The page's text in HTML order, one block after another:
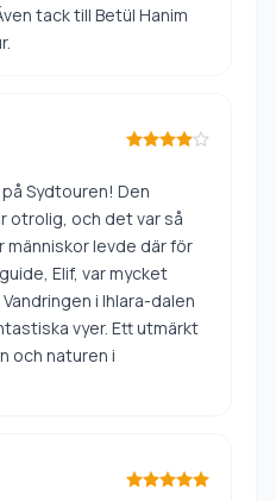
tack till Betül Hanim
Sydtouren! Den
otrolig, och det var så
människor levde där för
Elif, var mycket
i Ihlara-dalen
vyer. Ett utmärkt
och naturen i